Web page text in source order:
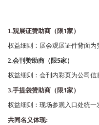
1.观展证赞助商（限1家）
权益细则：展会观展证件背面
2.会刊赞助商（限5家）
权益细则：会刊内彩页为公司信
3.手提袋赞助商（限1家）
权益细则：现场参观入口处统一
共同名义体现: